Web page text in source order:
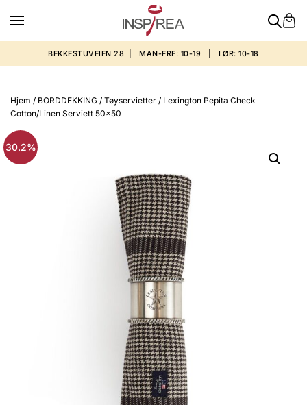
BEKKESTUVEIEN 28 | MAN-FRE: 10-19 | LØR: 10-18
Hjem / BORDDEKKING / Tøyservietter / Lexington Pepita Check
Cotton/Linen Serviett 50×50
30.2%